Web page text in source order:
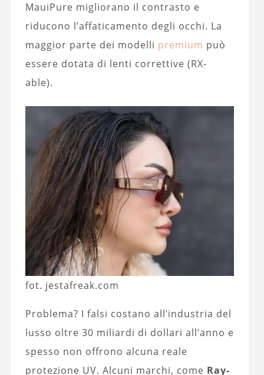
MauiPure migliorano il contrasto e
riducono l’affaticamento degli occhi. La
maggior parte dei modelli premium può
essere dotata di lenti correttive (RX-
able).
fot. jestafreak.com
Problema? I falsi costano all’industria del
lusso oltre 30 miliardi di dollari all’anno e
spesso non offrono alcuna reale
protezione UV. Alcuni marchi, come Ray-